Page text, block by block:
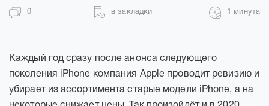
0 в закладки 1 минута
Каждый год сразу после анонса следующего
поколения iPhone компания Apple проводит ревизию и
убирает из ассортимента старые модели iPhone, а на